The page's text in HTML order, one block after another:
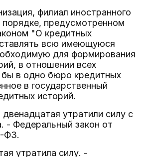
филиал иностранного
порядке, предусмотренном
"О кредитных
всю имеющуюся
для формирования
в отношении всех
в одно бюро кредитных
в государственный
историй.
утратили силу с
- Федеральный закон от
ФЗ.
утратила силу. -